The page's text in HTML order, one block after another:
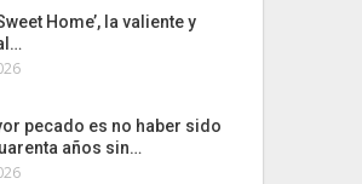
Home’, la valiente y
pecado es no haber sido
años sin…